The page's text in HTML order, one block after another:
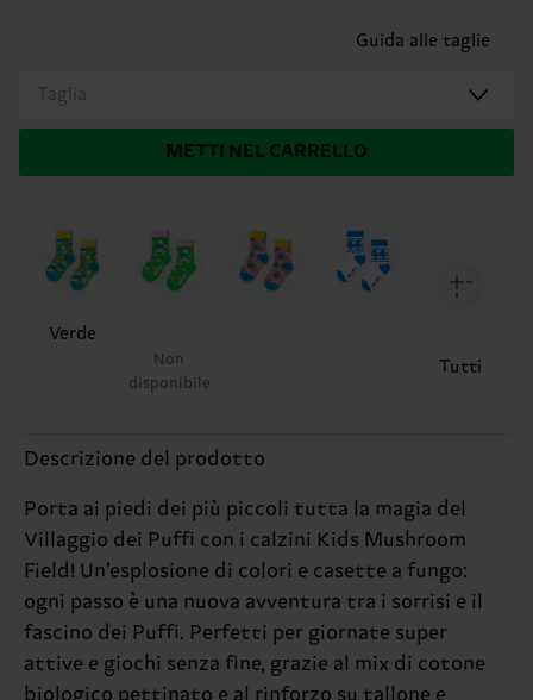
Guida alle taglie
Taglia
METTI NEL CARRELLO
Verde
Non
disponibile
Tutti
Descrizione del prodotto
Porta ai piedi dei più piccoli tutta la magia del
Villaggio dei Puffi con i calzini Kids Mushroom
Field! Un’esplosione di colori e casette a fungo:
ogni passo è una nuova avventura tra i sorrisi e il
fascino dei Puffi. Perfetti per giornate super
attive e giochi senza fine, grazie al mix di cotone
biologico pettinato e al rinforzo su tallone e